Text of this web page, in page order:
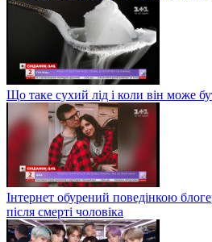
Що таке сухий лід і коли він може
Інтернет обурений поведінкою
після смерті чоловіка